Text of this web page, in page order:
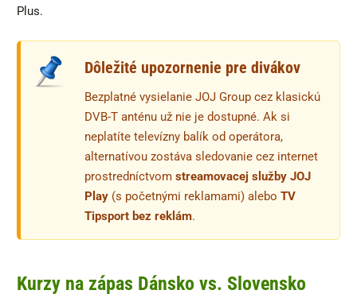
Plus.
Dôležité upozornenie pre divákov
Bezplatné vysielanie JOJ Group cez klasickú
DVB-T anténu už nie je dostupné. Ak si
neplatíte televízny balík od operátora,
alternatívou zostáva sledovanie cez internet
prostredníctvom streamovacej služby JOJ
Play (s početnými reklamami) alebo TV
Tipsport bez reklám.
Kurzy na zápas Dánsko vs. Slovensko